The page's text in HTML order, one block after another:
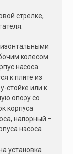
стрелке,
колесом
насоса
к плите из
стойке или к
опору со
корпуса
напорный –
насоса
установка